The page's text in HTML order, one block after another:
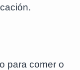
para comer o